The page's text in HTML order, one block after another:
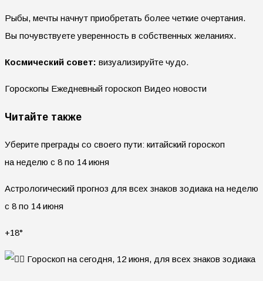
Рыбы, мечты начнут приобретать более четкие очертания.
Вы почувствуете уверенность в собственных желаниях.
Космический совет: визуализируйте чудо.
Гороскопы Ежедневный гороскоп Видео новости
Читайте также
Уберите преграды со своего пути: китайский гороскоп
на неделю с 8 по 14 июня
Астрологический прогноз для всех знаков зодиака на неделю
с 8 по 14 июня
+18°